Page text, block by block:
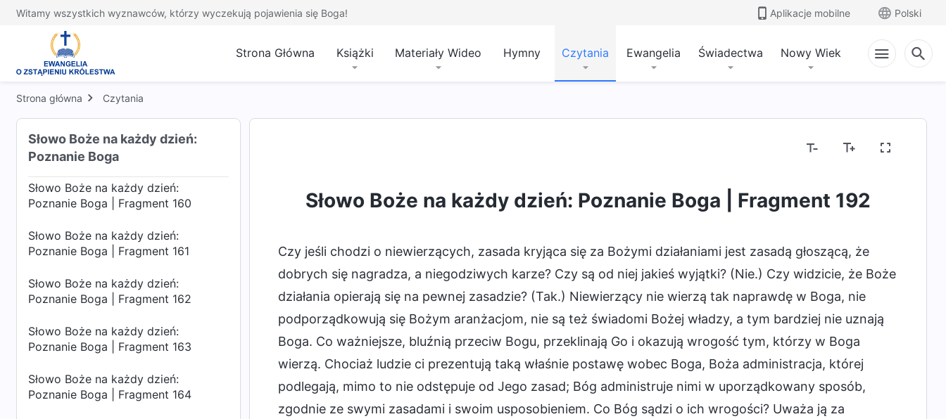
Witamy wszystkich wyznawców, którzy wyczekują pojawienia się Boga! Aplikacje mobilne Polski
Strona Główna Książki Materiały Wideo Hymny Czytania Ewangelia Świadectwa Nowy Wiek
Strona główna Czytania
Słowo Boże na każdy dzień:
Poznanie Boga
Poznanie Boga | Fragment 156
Słowo Boże na każdy dzień:
Poznanie Boga | Fragment 157
Słowo Boże na każdy dzień:
Poznanie Boga | Fragment 158
Słowo Boże na każdy dzień:
Poznanie Boga | Fragment 159
Słowo Boże na każdy dzień:
Poznanie Boga | Fragment 160
Słowo Boże na każdy dzień:
Poznanie Boga | Fragment 161
Słowo Boże na każdy dzień:
Poznanie Boga | Fragment 162
Słowo Boże na każdy dzień:
Poznanie Boga | Fragment 163
Słowo Boże na każdy dzień:
Poznanie Boga | Fragment 164
Słowo Boże na każdy dzień: Poznanie Boga | Fragment 192
Czy jeśli chodzi o niewierzących, zasada kryjąca się za Bożymi działaniami jest zasadą głoszącą, że
dobrych się nagradza, a niegodziwych karze? Czy są od niej jakieś wyjątki? (Nie.) Czy widzicie, że Boże
działania opierają się na pewnej zasadzie? (Tak.) Niewierzący nie wierzą tak naprawdę w Boga, nie
podporządkowują się Bożym aranżacjom, nie są też świadomi Bożej władzy, a tym bardziej nie uznają
Boga. Co ważniejsze, bluźnią przeciw Bogu, przeklinają Go i okazują wrogość tym, którzy w Boga
wierzą. Chociaż ludzie ci prezentują taką właśnie postawę wobec Boga, Boża administracja, której
podlegają, mimo to nie odstępuje od Jego zasad; Bóg administruje nimi w uporządkowany sposób,
zgodnie ze swymi zasadami i swoim usposobieniem. Co Bóg sądzi o ich wrogości? Uważa ją za